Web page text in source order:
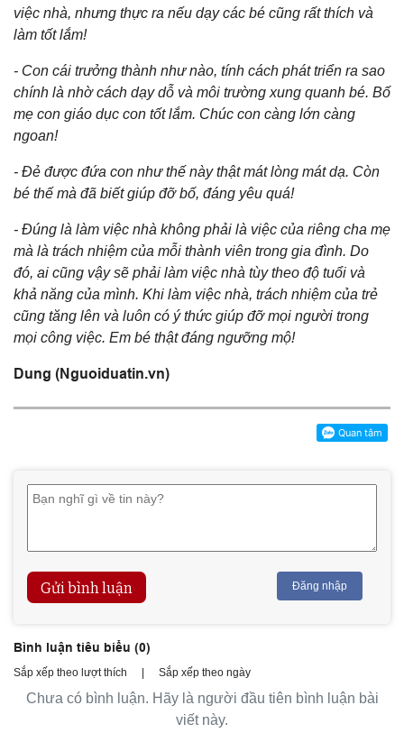
việc nhà, nhưng thực ra nếu dạy các bé cũng rất thích và
làm tốt lắm!
- Con cái trưởng thành như nào, tính cách phát triển ra sao
chính là nhờ cách dạy dỗ và môi trường xung quanh bé. Bố
mẹ con giáo dục con tốt lắm. Chúc con càng lớn càng
ngoan!
- Đẻ được đứa con như thế này thật mát lòng mát dạ. Còn
bé thế mà đã biết giúp đỡ bố, đáng yêu quá!
- Đúng là làm việc nhà không phải là việc của riêng cha mẹ
mà là trách nhiệm của mỗi thành viên trong gia đình. Do
đó, ai cũng vậy sẽ phải làm việc nhà tùy theo độ tuổi và
khả năng của mình. Khi làm việc nhà, trách nhiệm của trẻ
cũng tăng lên và luôn có ý thức giúp đỡ mọi người trong
mọi công việc. Em bé thật đáng ngưỡng mộ!
Dung (Nguoiduatin.vn)
Gửi bình luận Đăng nhập
Bình luận tiêu biểu (0)
Sắp xếp theo lượt thích | Sắp xếp theo ngày
Chưa có bình luận. Hãy là người đầu tiên bình luận bài
viết này.